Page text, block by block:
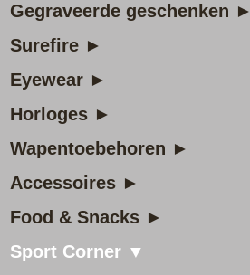
Gegraveerde geschenken ►
Surefire ►
Eyewear ►
Horloges ►
Wapentoebehoren ►
Accessoires ►
Food & Snacks ►
Sport Corner ▼